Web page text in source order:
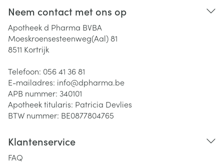
Neem contact met ons op
Apotheek d Pharma BVBA
Moeskroensesteenweg(Aal) 81
8511 Kortrijk
Telefoon: 056 41 36 81
E-mailadres: info@dpharma.be
APB nummer: 340101
Apotheek titularis: Patricia Devlies
BTW nummer: BE0877804765
Klantenservice
FAQ